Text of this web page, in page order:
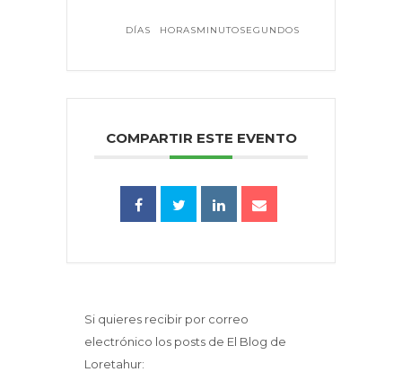
DÍAS HORASMINUTOSEGUNDOS
COMPARTIR ESTE EVENTO
Si quieres recibir por correo
electrónico los posts de El Blog de
Loretahur: